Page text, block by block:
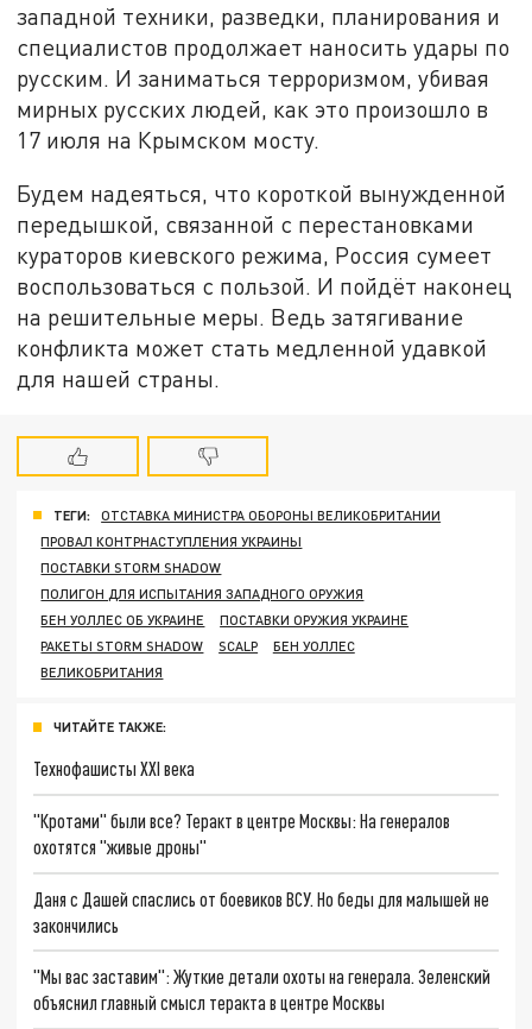
западной техники, разведки, планирования и
специалистов продолжает наносить удары по
русским. И заниматься терроризмом, убивая
мирных русских людей, как это произошло в
17 июля на Крымском мосту.
Будем надеяться, что короткой вынужденной
передышкой, связанной с перестановками
кураторов киевского режима, Россия сумеет
воспользоваться с пользой. И пойдёт наконец
на решительные меры. Ведь затягивание
конфликта может стать медленной удавкой
для нашей страны.
ТЕГИ:
ОТСТАВКА МИНИСТРА ОБОРОНЫ ВЕЛИКОБРИТАНИИ
ПРОВАЛ КОНТРНАСТУПЛЕНИЯ УКРАИНЫ
ПОСТАВКИ STORM SHADOW
ПОЛИГОН ДЛЯ ИСПЫТАНИЯ ЗАПАДНОГО ОРУЖИЯ
БЕН УОЛЛЕС ОБ УКРАИНЕ
ПОСТАВКИ ОРУЖИЯ УКРАИНЕ
РАКЕТЫ STORM SHADOW
SCALP
БЕН УОЛЛЕС
ВЕЛИКОБРИТАНИЯ
ЧИТАЙТЕ ТАКЖЕ:
Технофашисты XXI века
"Кротами" были все? Теракт в центре Москвы: На генералов
охотятся "живые дроны"
Даня с Дашей спаслись от боевиков ВСУ. Но беды для малышей не
закончились
"Мы вас заставим": Жуткие детали охоты на генерала. Зеленский
объяснил главный смысл теракта в центре Москвы